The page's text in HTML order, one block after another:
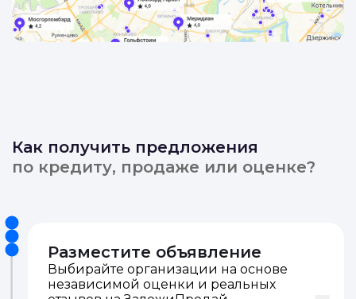
Как получить предложения
по кредиту, продаже или оценке?
Разместите объявление
Выбирайте организации на основе
независимой оценки и реальных